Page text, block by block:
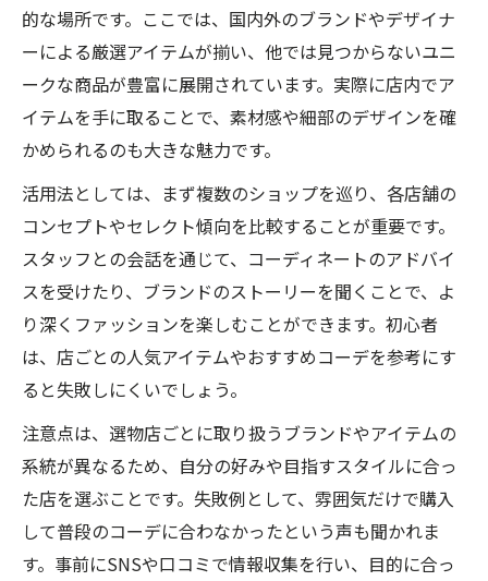
的な場所です。ここでは、国内外のブランドやデザイナ
ーによる厳選アイテムが揃い、他では見つからないユニ
ークな商品が豊富に展開されています。実際に店内でア
イテムを手に取ることで、素材感や細部のデザインを確
かめられるのも大きな魅力です。
活用法としては、まず複数のショップを巡り、各店舗の
コンセプトやセレクト傾向を比較することが重要です。
スタッフとの会話を通じて、コーディネートのアドバイ
スを受けたり、ブランドのストーリーを聞くことで、よ
り深くファッションを楽しむことができます。初心者
は、店ごとの人気アイテムやおすすめコーデを参考にす
ると失敗しにくいでしょう。
注意点は、選物店ごとに取り扱うブランドやアイテムの
系統が異なるため、自分の好みや目指すスタイルに合っ
た店を選ぶことです。失敗例として、雰囲気だけで購入
して普段のコーデに合わなかったという声も聞かれま
す。事前にSNSや口コミで情報収集を行い、目的に合っ